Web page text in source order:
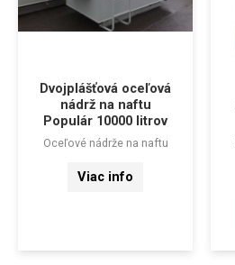
Dvojplášťová oceľová
nádrž na naftu
Populár 10000 litrov
Oceľové nádrže na naftu
Viac info